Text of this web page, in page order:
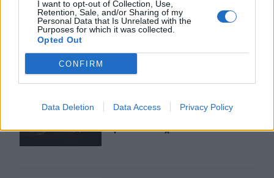
I want to opt-out of Collection, Use,
Retention, Sale, and/or Sharing of my
Personal Data that Is Unrelated with the
Purposes for which it was collected.
Opted Out
CONFIRM
Data Deletion Data Access Privacy Policy
Πυρκαγιές: «Πολύ υψηλός» ο κίνδυνος και σήμερα
ΚΡΗΤΗ 06:55
Σητεία: Καλύτερη η εικόνα με την φωτιά στα Αχλάδια -
ΚΡΗΤΗ 06:44
φωτιά στα Αχλάδια - Βίντεο